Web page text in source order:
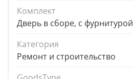
Комплект
Дверь в сборе, с фурнитурой
Категория
Ремонт и строительство